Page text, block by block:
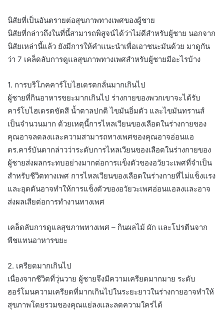
นิสัยที่เป็นอันตรายต่อสุขภาพทางเพศของผู้ชาย
นิสัยที่กล่าวถึงในที่นี้สามารถพิสูจน์ได้ว่าไม่ดีสำหรับผู้ชาย นอกจาก
นิสัยเหล่านี้แล้ว ยังมีการให้คำแนะนำเพื่อเอาชนะมันด้วย มาดูกัน
ว่า 7 เคล็ดลับการดูแลสุขภาพทางเพศสำหรับผู้ชายมีอะไรบ้าง
1. การบริโภคคาร์โบไฮเดรตกลั่นมากเกินไป
ผู้ชายที่กินอาหารขยะมากเกินไป ร่างกายของพวกเขาจะได้รับ
คาร์โบไฮเดรตขัดสี น้ำตาลปกติ ไขมันอิ่มตัว และไขมันทรานส์
เป็นจำนวนมาก ด้วยเหตุนี้การไหลเวียนของเลือดในร่างกายของ
คุณอาจลดลงและความสามารถทางเพศของคุณอาจอ่อนแอ
ดร.คาร์บันดากล่าวว่าระดับการไหลเวียนของเลือดในร่างกายของ
ผู้ชายส่งผลกระทบอย่างมากต่อการแข็งตัวของอวัยวะเพศที่จำเป็น
สำหรับชีวิตทางเพศ การไหลเวียนของเลือดในร่างกายที่ไม่แข็งแรง
และอุดตันอาจทำให้การแข็งตัวของอวัยวะเพศอ่อนแอลงและอาจ
ส่งผลเสียต่อการทำงานทางเพศ
เคล็ดลับการดูแลสุขภาพทางเพศ – กินผลไม้ ผัก และโปรตีนจาก
พืชแทนอาหารขยะ
2. เครียดมากเกินไป
เนื่องจากชีวิตที่วุ่นวาย ผู้ชายจึงมีความเครียดมากมาย ระดับ
ฮอร์โมนความเครียดที่มากเกินไปในระยะยาวในร่างกายอาจทำให้
สุขภาพโดยรวมของคุณแย่ลงและลดความใคร่ได้